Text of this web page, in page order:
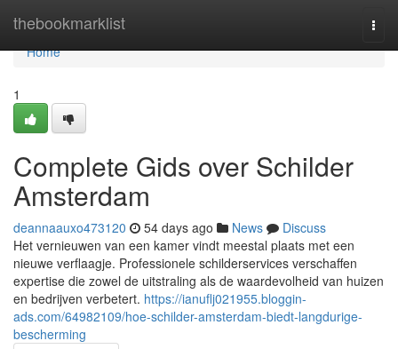
thebookmarklist
Home
Home
1
Complete Gids over Schilder
Amsterdam
deannaauxo473120 54 days ago News
Discuss
Het vernieuwen van een kamer vindt meestal plaats met een
nieuwe verflaagje. Professionele schilderservices verschaffen
expertise die zowel de uitstraling als de waardevolheid van huizen
en bedrijven verbetert. https://ianuflj021955.bloggin-
ads.com/64982109/hoe-schilder-amsterdam-biedt-langdurige-
bescherming